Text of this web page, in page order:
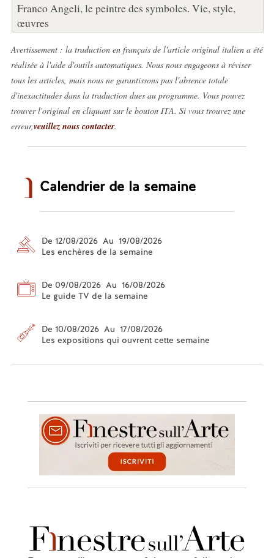
Franco Angeli, le peintre des symboles. Vie, style,
œuvres
Avertissement : la traduction en français de l'article original italien a été
réalisée à l'aide d'outils automatiques. Nous nous engageons à réviser
tous les articles, mais nous ne garantissons pas l'absence totale
d'inexactitudes dans la traduction dues au programme. Vous pouvez
trouver l'original en cliquant sur le bouton ITA. Si vous trouvez une
erreur,veuillez nous contacter.
Calendrier de la semaine
De 12/08/2026 Au 19/08/2026
Les enchères de la semaine
De 09/08/2026 Au 16/08/2026
Le guide TV de la semaine
De 10/08/2026 Au 17/08/2026
Les expositions qui ouvrent cette semaine